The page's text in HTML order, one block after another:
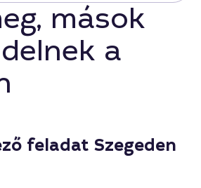
mások
a
feladat Szegeden